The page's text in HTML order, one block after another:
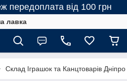
передоплата від 100 грн
лавка
Склад Іграшок та Канцтоварів Дніпро